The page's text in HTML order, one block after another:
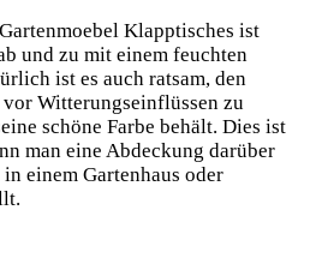
Klapptisches ist
und zu mit einem feuchten
ist es auch ratsam, den
Witterungseinflüssen zu
schöne Farbe behält. Dies ist
man eine Abdeckung darüber
einem Gartenhaus oder